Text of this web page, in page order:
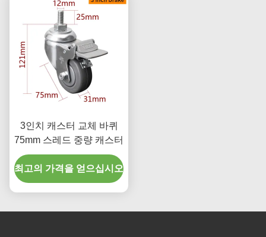
3인치 캐스터 교체 바퀴
75mm 스레드 중량 캐스터
최고의 가격을 얻으십시오